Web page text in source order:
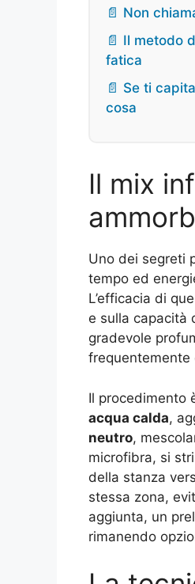
📄 Non
📄 Il metodo
fatica
📄 Se ti
cosa
Il mix
Uno dei segreti
tempo ed
L’efficacia di
e sulla capacità
gradevole
frequentemente
Il procedimento
acqua calda,
neutro,
microfibra, si
della stanza
stessa zona,
aggiunta, un
rimanendo